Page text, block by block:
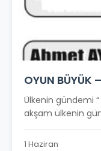
OYUN BÜYÜK
Ülkenin gündemi
akşam ülkenin
1 Haziran